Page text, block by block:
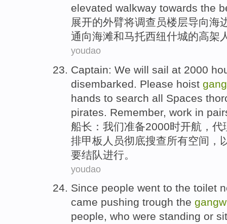
elevated walkway towards the
展开的外臂将调查员楼层导向海
通向海滩和马托西纽什城的高架
youdao
Captain: We will sail at 2000
disembarked
Please hoist
hands to search all Spaces
pirates
Remember, work in
船长 ： 我们准备2000时开航 ， 代
排甲板 人员彻底搜查所有空间 ，
要结队进行。
youdao
Since people went to the toilet
came pushing trough the
people, who were standing or